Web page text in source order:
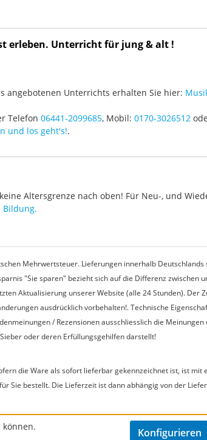
erleben. Unterricht für jung & alt !
angebotenen Unterrichts erhalten Sie hier:
Telefon 06441-2099685, Mobil: 0170-3026512
und los geht's!.
Altersgrenze nach oben! Für Neu-, und
Bildung.
Mehrwertsteuer. Lieferungen innerhalb
"Sie sparen" bezieht sich auf die Differenz zwischen
Aktualisierung unserer Website (alle 24 Stunden). Der
ausdrücklich vorbehalten!. Technische
/ Rezensionen ausschliesslich die
Sieber oder deren Erfüllungsgehilfen darstellt!
die Ware als sofort lieferbar gekennzeichnet ist, ist
Sie bestellt. Die Lieferzeit ist dann abhängig von der
können.
Konfigurieren